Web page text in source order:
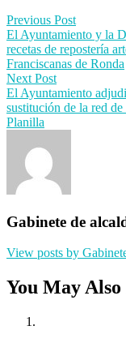
Post
navigation
Previous Post
El Ayuntamiento y la
recetas de repostería
Franciscanas de Ronda
Next Post
El Ayuntamiento
sustitución de la red
Planilla
Gabinete de
View posts by
You May